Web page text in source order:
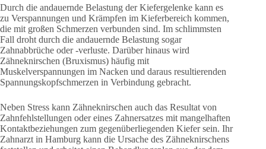
Durch die andauernde Belastung der Kiefergelenke kann es
zu Verspannungen und Krämpfen im Kieferbereich kommen,
die mit großen Schmerzen verbunden sind. Im schlimmsten
Fall droht durch die andauernde Belastung sogar
Zahnabbrüche oder -verluste. Darüber hinaus wird
Zähneknirschen (Bruxismus) häufig mit
Muskelverspannungen im Nacken und daraus resultierenden
Spannungskopfschmerzen in Verbindung gebracht.
Neben Stress kann Zähneknirschen auch das Resultat von
Zahnfehlstellungen oder eines Zahnersatzes mit mangelhaften
Kontaktbeziehungen zum gegenüberliegenden Kiefer sein. Ihr
Zahnarzt in Hamburg kann die Ursache des Zähneknirschens